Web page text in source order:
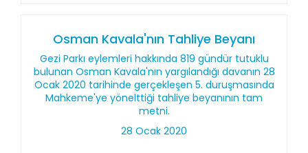
Osman Kavala'nın Tahliye Beyanı
Gezi Parkı eylemleri hakkında 819 gündür tutuklu
bulunan Osman Kavala'nın yargılandığı davanın 28
Ocak 2020 tarihinde gerçekleşen 5. duruşmasında
Mahkeme'ye yönelttiği tahliye beyanının tam
metni.
28 Ocak 2020